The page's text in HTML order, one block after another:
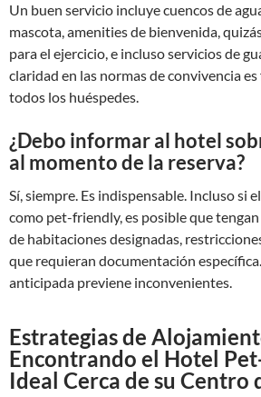
Un buen servicio incluye cuencos de
mascota, amenities de bienvenida,
para el ejercicio, e incluso servicios de
claridad en las normas de convivencia
todos los huéspedes.
¿Debo informar al hotel
al momento de la reserva?
Sí, siempre. Es indispensable. Incluso si
como pet-friendly, es posible que
de habitaciones designadas,
que requieran documentación
anticipada previene inconvenientes.
Estrategias de
Encontrando el Hotel
Ideal Cerca de su Centro